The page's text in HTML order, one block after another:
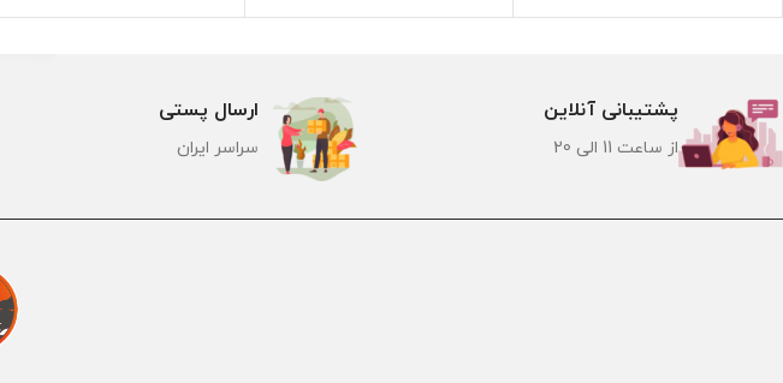
ارسال پستی
سراسر ایران
پشتیبانی آنلاین
از ساعت 11 الی 20